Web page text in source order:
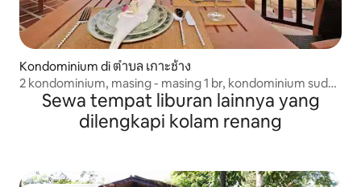
Kondominium di ตำบล เกาะช้าง
2 kondominium, masing - masing 1 br, kondominium sudut
pandang
Sewa tempat liburan lainnya yang
dilengkapi kolam renang